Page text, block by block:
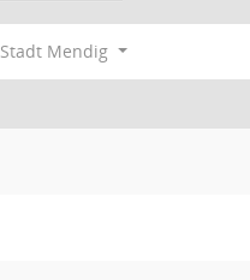
Stadt Mendig